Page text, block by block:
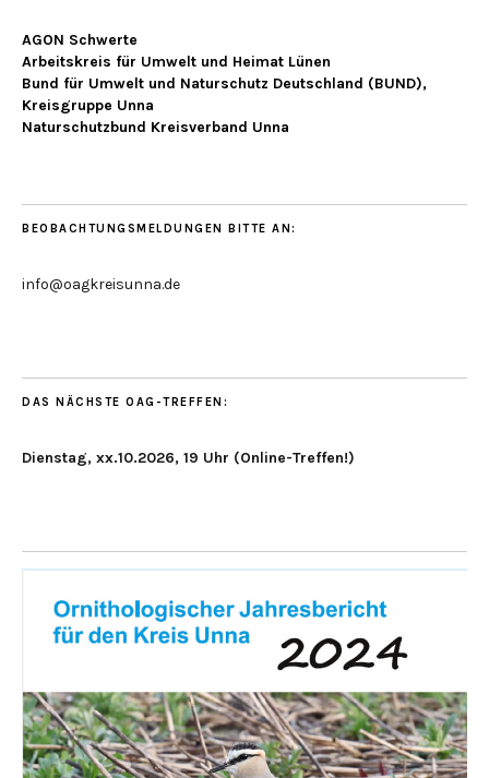
AGON Schwerte
Arbeitskreis für Umwelt und Heimat Lünen
Bund für Umwelt und Naturschutz Deutschland (BUND),
Kreisgruppe Unna
Naturschutzbund Kreisverband Unna
BEOBACHTUNGSMELDUNGEN BITTE AN:
info@oagkreisunna.de
DAS NÄCHSTE OAG-TREFFEN:
Dienstag, xx.10.2026, 19 Uhr (Online-Treffen!)